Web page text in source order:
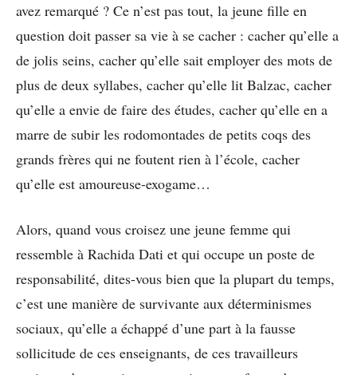
avez remarqué ? Ce n’est pas tout, la jeune fille en
question doit passer sa vie à se cacher : cacher qu’elle a
de jolis seins, cacher qu’elle sait employer des mots de
plus de deux syllabes, cacher qu’elle lit Balzac, cacher
qu’elle a envie de faire des études, cacher qu’elle en a
marre de subir les rodomontades de petits coqs des
grands frères qui ne foutent rien à l’école, cacher
qu’elle est amoureuse-exogame…
Alors, quand vous croisez une jeune femme qui
ressemble à Rachida Dati et qui occupe un poste de
responsabilité, dites-vous bien que la plupart du temps,
c’est une manière de survivante aux déterminismes
sociaux, qu’elle a échappé d’une part à la fausse
sollicitude de ces enseignants, de ces travailleurs